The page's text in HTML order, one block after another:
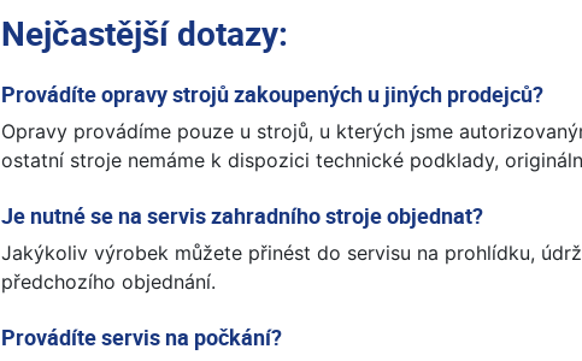
Nejčastější dotazy:
Provádíte opravy strojů zakoupených u jiných prodejců?
Opravy provádíme pouze u strojů, u kterých jsme
ostatní stroje nemáme k dispozici technické podklady,
Je nutné se na servis zahradního stroje objednat?
Jakýkoliv výrobek můžete přinést do servisu na prohlídku,
předchozího objednání.
Provádíte servis na počkání?